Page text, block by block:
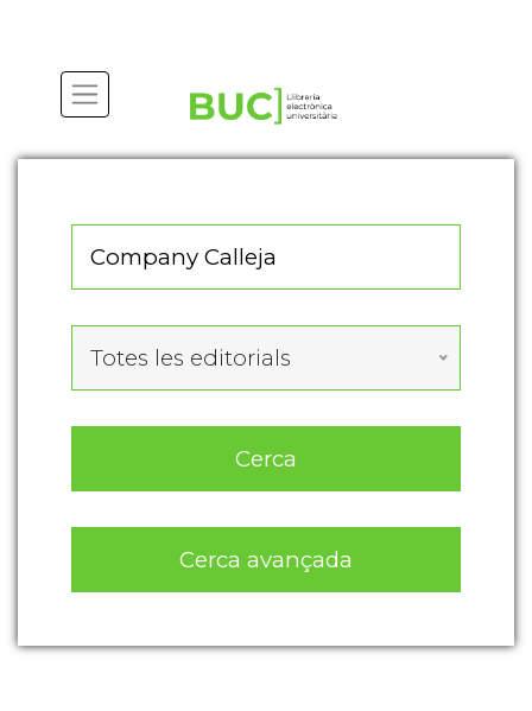
Totes les editorials
Cerca
Cerca avançada